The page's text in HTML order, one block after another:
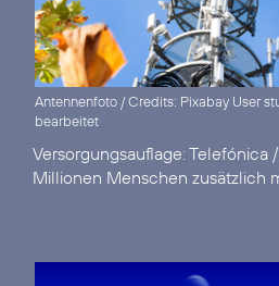
Antennenfoto / Credits: Pixabay User
bearbeitet
Versorgungsauflage: Telefónica
Millionen Menschen zusätzlich